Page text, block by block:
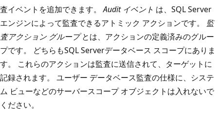
査イベントを追加できます。Audit イベント は、SQL Server
エンジンによって監査できるアトミック アクションです。 監
査アクション グループとは、アクションの定義済みのグルー
プです。 どちらもSQL Serverデータベース スコープにありま
す。 これらのアクションは監査に送信されて、ターゲットに
記録されます。 ユーザー データベース監査の仕様に、システ
ム ビューなどのサーバースコープ オブジェクトは入れないで
ください。